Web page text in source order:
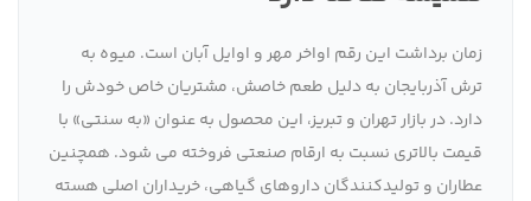
زمان برداشت این رقم اواخر مهر و اوایل آبان است. میوه به
ترش آذربایجان به دلیل طعم خاصش، مشتریان خاص خودش را
دارد. در بازار تهران و تبریز، این محصول به عنوان «به سنتی» با
قیمت بالاتری نسبت به ارقام صنعتی فروخته می شود. همچنین
عطاران و تولیدکنندگان داروهای گیاهی، خریداران اصلی هسته